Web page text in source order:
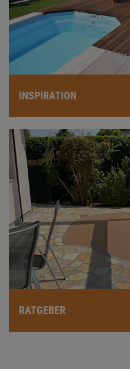
INSPIRATION
RATGEBER